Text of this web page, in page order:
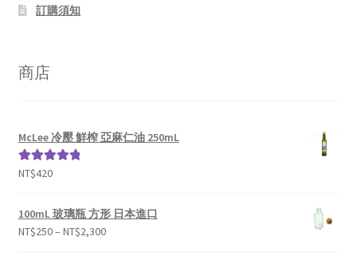
訂購須知
商店
McLee 冷壓 鮮榨 亞麻仁油 250mL
評分5.00
NT$420
100mL 玻璃瓶 方形 日本進口
NT$250– NT$2,300